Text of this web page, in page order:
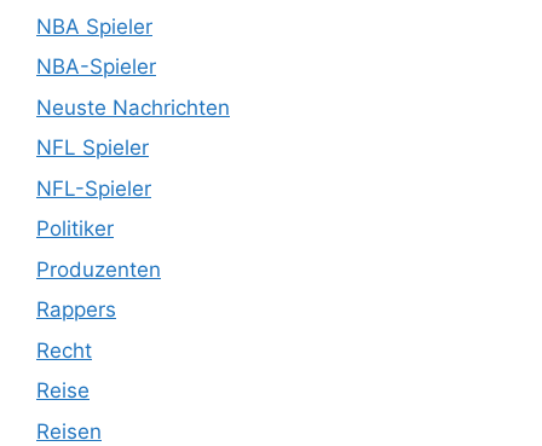
NBA Spieler
NBA-Spieler
Neuste Nachrichten
NFL Spieler
NFL-Spieler
Politiker
Produzenten
Rappers
Recht
Reise
Reisen